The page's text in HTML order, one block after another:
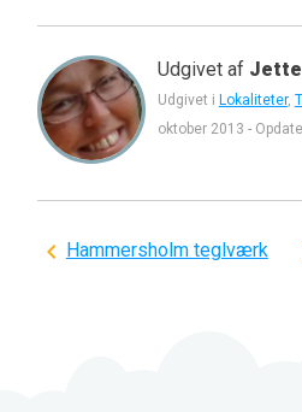
Udgivet af
Udgivet i Lokaliteter,
oktober 2013 -
Indlægsnavigation
Hammersholm teglværk